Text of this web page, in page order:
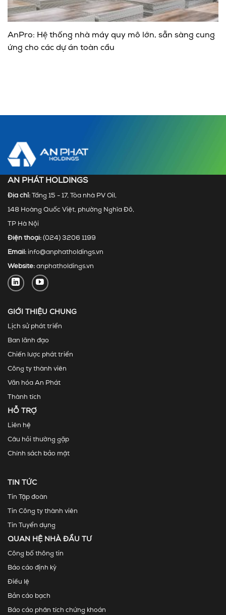
AnPro: Hệ thống nhà máy quy mô lớn, sẵn sàng cung
ứng cho các dự án toàn cầu
AN PHÁT HOLDINGS
Địa chỉ: Tầng 15 - 17, Tòa nhà PV Oil,
148 Hoàng Quốc Việt, phường Nghĩa Đô,
TP Hà Nội
Điện thoại: (024) 3206 1199
Email: info@anphatholdings.vn
Website: anphatholdings.vn
GIỚI THIỆU CHUNG
Lịch sử phát triển
Ban lãnh đạo
Chiến lược phát triển
Công ty thành viên
Văn hóa An Phát
Thành tích
HỖ TRỢ
Liên hệ
Câu hỏi thường gặp
Chính sách bảo mật
TIN TỨC
Tin Tập đoàn
Tin Công ty thành viên
Tin Tuyển dụng
QUAN HỆ NHÀ ĐẦU TƯ
Công bố thông tin
Báo cáo định kỳ
Điều lệ
Bản cáo bạch
Báo cáo phân tích chứng khoán